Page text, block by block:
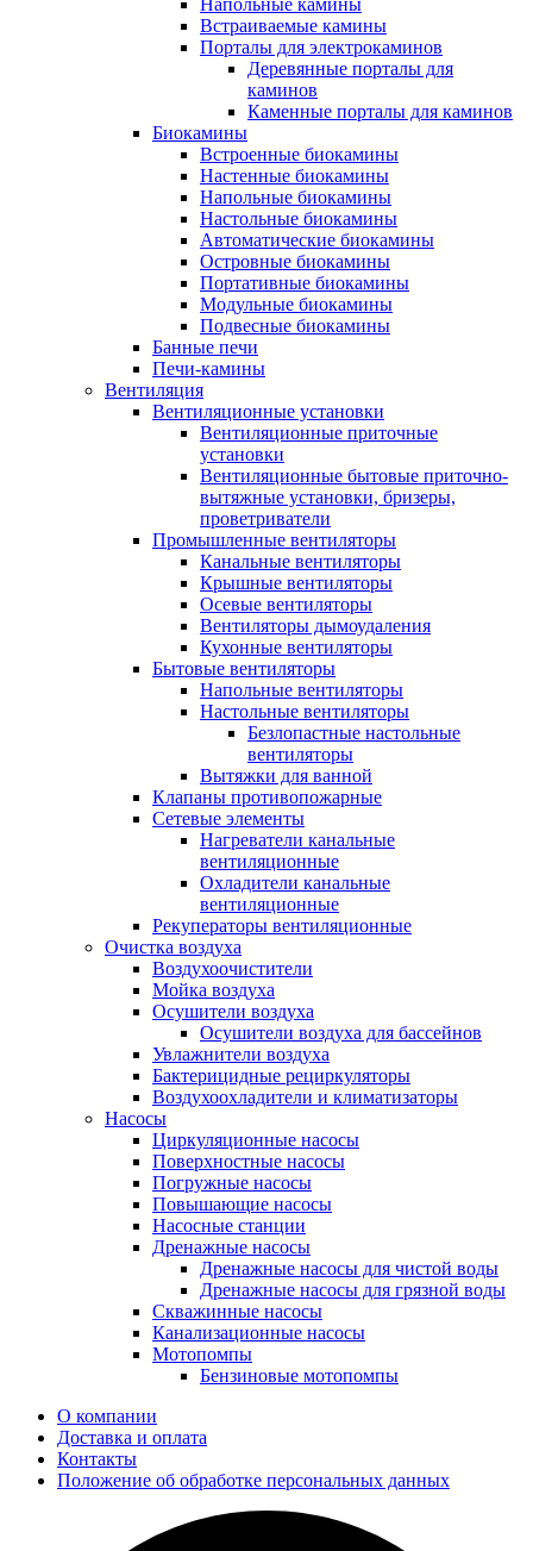
Встраиваемые камины
Порталы для электрокаминов
Деревянные порталы для
каминов
Каменные порталы для каминов
Биокамины
Встроенные биокамины
Настенные биокамины
Напольные биокамины
Настольные биокамины
Автоматические биокамины
Островные биокамины
Портативные биокамины
Модульные биокамины
Подвесные биокамины
Банные печи
Печи-камины
Вентиляция
Вентиляционные установки
Вентиляционные приточные
установки
Вентиляционные бытовые приточно-
вытяжные установки, бризеры,
проветриватели
Промышленные вентиляторы
Канальные вентиляторы
Крышные вентиляторы
Осевые вентиляторы
Вентиляторы дымоудаления
Кухонные вентиляторы
Бытовые вентиляторы
Напольные вентиляторы
Настольные вентиляторы
Безлопастные настольные
вентиляторы
Вытяжки для ванной
Клапаны противопожарные
Сетевые элементы
Нагреватели канальные
вентиляционные
Охладители канальные
вентиляционные
Рекуператоры вентиляционные
Очистка воздуха
Воздухоочистители
Мойка воздуха
Осушители воздуха
Осушители воздуха для бассейнов
Увлажнители воздуха
Бактерицидные рециркуляторы
Воздухоохладители и климатизаторы
Насосы
Циркуляционные насосы
Поверхностные насосы
Погружные насосы
Повышающие насосы
Насосные станции
Дренажные насосы
Дренажные насосы для чистой воды
Дренажные насосы для грязной воды
Скважинные насосы
Канализационные насосы
Мотопомпы
Бензиновые мотопомпы
О компании
Доставка и оплата
Контакты
Положение об обработке персональных данных